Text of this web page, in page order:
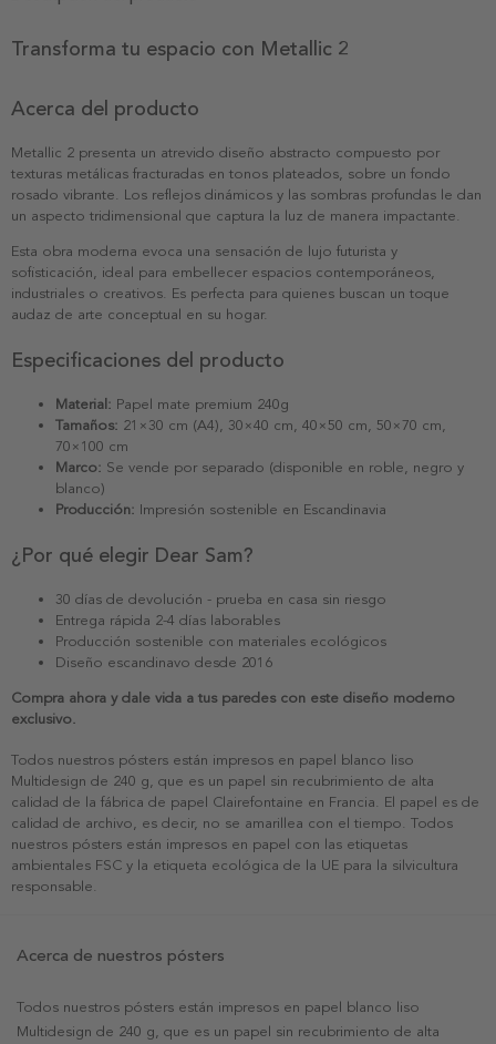
Transforma tu espacio con Metallic 2
Acerca del producto
Metallic 2 presenta un atrevido diseño abstracto compuesto por
texturas metálicas fracturadas en tonos plateados, sobre un fondo
rosado vibrante. Los reflejos dinámicos y las sombras profundas le dan
un aspecto tridimensional que captura la luz de manera impactante.
Esta obra moderna evoca una sensación de lujo futurista y
sofisticación, ideal para embellecer espacios contemporáneos,
industriales o creativos. Es perfecta para quienes buscan un toque
audaz de arte conceptual en su hogar.
Especificaciones del producto
Material: Papel mate premium 240g
Tamaños: 21×30 cm (A4), 30×40 cm, 40×50 cm, 50×70 cm,
70×100 cm
Marco: Se vende por separado (disponible en roble, negro y
blanco)
Producción: Impresión sostenible en Escandinavia
¿Por qué elegir Dear Sam?
30 días de devolución - prueba en casa sin riesgo
Entrega rápida 2-4 días laborables
Producción sostenible con materiales ecológicos
Diseño escandinavo desde 2016
Compra ahora y dale vida a tus paredes con este diseño moderno
exclusivo.
Todos nuestros pósters están impresos en papel blanco liso
Multidesign de 240 g, que es un papel sin recubrimiento de alta
calidad de la fábrica de papel Clairefontaine en Francia. El papel es de
calidad de archivo, es decir, no se amarillea con el tiempo. Todos
nuestros pósters están impresos en papel con las etiquetas
ambientales FSC y la etiqueta ecológica de la UE para la silvicultura
responsable.
Acerca de nuestros pósters
Todos nuestros pósters están impresos en papel blanco liso
Multidesign de 240 g, que es un papel sin recubrimiento de alta